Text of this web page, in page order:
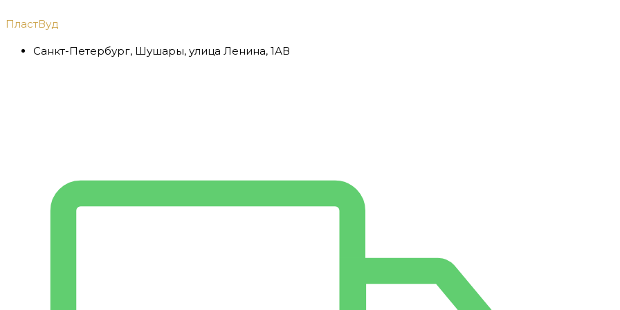
к
содержимому
ПластВуд
Санкт-Петербург, Шушары, улица Ленина, 1АВ